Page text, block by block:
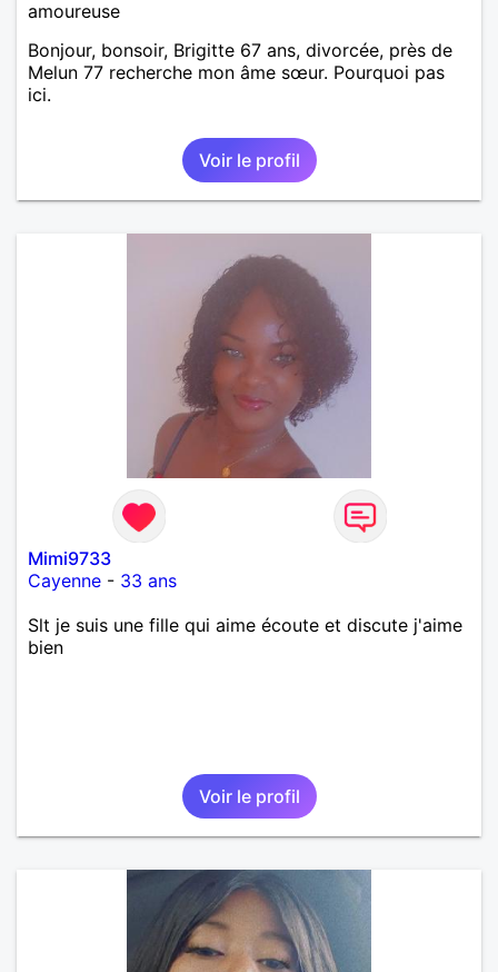
amoureuse
Bonjour, bonsoir, Brigitte 67 ans, divorcée, près de
Melun 77 recherche mon âme sœur. Pourquoi pas
ici.
Voir le profil
Mimi9733
Cayenne - 33 ans
Slt je suis une fille qui aime écoute et discute j'aime
bien
Voir le profil